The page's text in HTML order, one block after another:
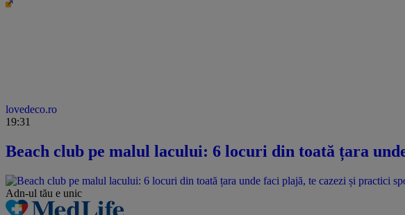
lovedeco.ro
19:31
Beach club pe malul lacului: 6 locuri din toată țara
Adn-ul tău e unic